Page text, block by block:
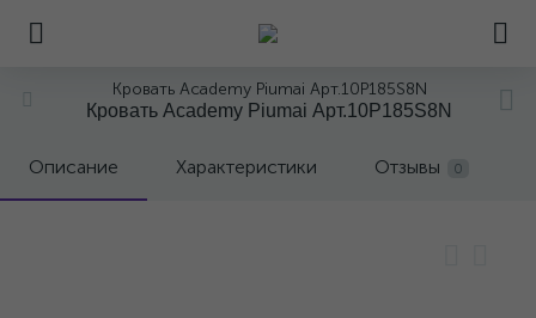
Кровать Academy Piumai Арт.10P185S8N
Кровать Academy Piumai Арт.10P185S8N
Описание Характеристики Отзывы 0